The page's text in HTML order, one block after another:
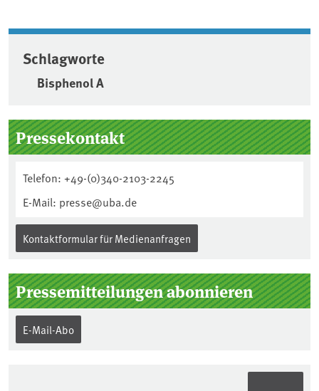
Schlagworte
Bisphenol A
Seitenleiste
Pressekontakt
Telefon: +49-(0)340-2103-2245
E-Mail: presse@uba.de
Kontaktformular für Medienanfragen
Pressemitteilungen abonnieren
E-Mail-Abo